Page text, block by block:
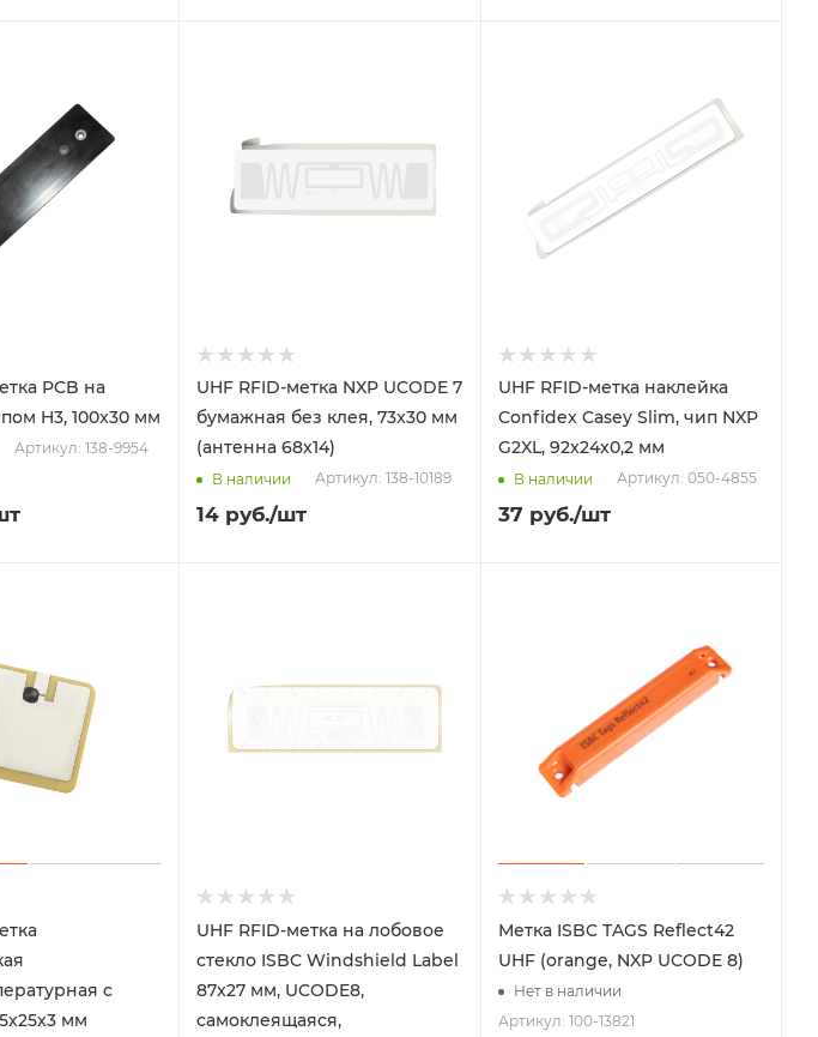
PCB на
H3, 100x30 мм
Артикул: 138-9954
UHF RFID-метка NXP UCODE 7
бумажная без клея, 73x30 мм
(антенна 68x14)
В наличии Артикул: 138-10189
14 руб./шт
UHF RFID-метка наклейка
Confidex Casey Slim, чип NXP
G2XL, 92x24x0,2 мм
В наличии Артикул: 050-4855
37 руб./шт
с
мм
UHF RFID-метка на лобовое
стекло ISBC Windshield Label
87x27 мм, UCODE8,
самоклеящаяся,
Метка ISBC TAGS Reflect42
UHF (orange, NXP UCODE 8)
Нет в наличии
Артикул: 100-13821